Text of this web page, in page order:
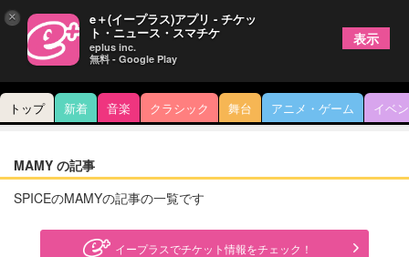
トップ 新着 音楽 クラシック 舞台 アニメ・ゲーム イベ
MAMY の記事
SPICEのMAMYの記事の一覧です
イープラスでチケット情報をチェック！
× e＋(イープラス)アプリ - チケッ
ト・ニュース・スマチケ
eplus inc.
無料 - Google Play
表示